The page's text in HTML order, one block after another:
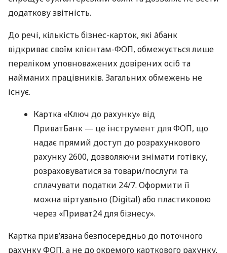
додаткову звітність.
До речі, кількість бізнес-карток, які àбанк
відкриває своїм клієнтам-ФОП, обмежується лише
переліком уповноважених довірених осіб та
найманих працівників. Загальних обмежень не
існує.
Картка «Ключ до рахунку» від
ПриватБанк — це інструмент для ФОП, що
надає прямий доступ до розрахункового
рахунку 2600, дозволяючи знімати готівку,
розраховуватися за товари/послуги та
сплачувати податки 24/7. Оформити її
можна віртуально (Digital) або пластиковою
через «Приват24 для бізнесу».
Картка прив’язана безпосередньо до поточного
рахунку ФОП, а не до окремого карткового рахунку.